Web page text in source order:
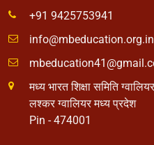
+91 9425753941
info@mbeducation.org.in
मध्य भारत शिक्षा समिति
लश्कर ग्वालियर मध्य प्रदेश
Pin - 474001